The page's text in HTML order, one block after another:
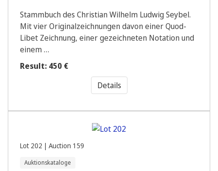
Stammbuch des Christian Wilhelm Ludwig Seybel.
Mit vier Originalzeichnungen davon einer Quod-
Libet Zeichnung, einer gezeichneten Notation und
einem …
Result: 450 €
Details
Lot 202 | Auction 159
Auktionskataloge